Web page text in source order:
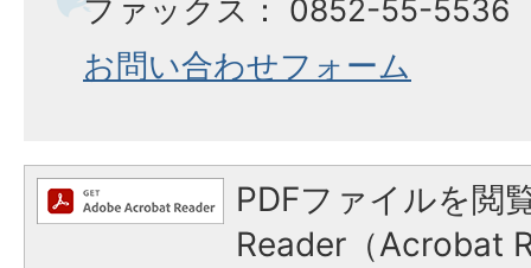
ファックス： 0852-55-5536
お問い合わせフォーム
PDFファイルを閲
Reader（Acrobat